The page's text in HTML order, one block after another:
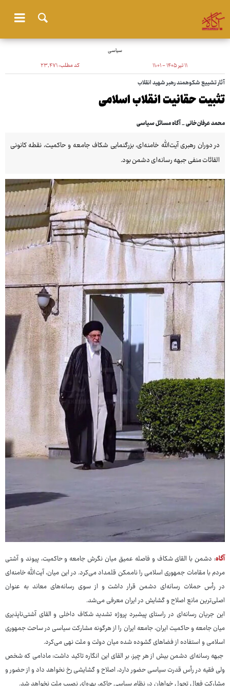
سیاسی
۱۱ تیر ۱۴۰۵ - ۱۱:۰۱ کد مطلب:۲۳٬۴۷۱
آثار تشییع شکوهمند رهبر شهید انقلاب
تثبیت حقانیت انقلاب اسلامی
محمد عرفان‌خانی _ آگاه مسائل سیاسی
در دوران رهبری آیت‌الله خامنه‌ای، بزرگنمایی شکاف جامعه و حاکمیت، نقطه کانونی
القائات منفی جبهه رسانه‌ای دشمن بود.
آگاه: دشمن با القای شکاف و فاصله عمیق میان نگرش جامعه و حاکمیت، پیوند و آشتی
مردم با مقامات جمهوری اسلامی را ناممکن قلمداد می‌کرد. در این میان، آیت‌الله خامنه‌ای
در رأس حملات رسانه‌ای دشمن قرار داشت و از سوی رسانه‌های معاند به عنوان
اصلی‌ترین مانع اصلاح و گشایش در ایران معرفی می‌شد.
این جریان رسانه‌ای در راستای پیشبرد پروژه تشدید شکاف داخلی و القای آشتی‌ناپذیری
میان جامعه و حاکمیت ایران، جامعه ایران را از هرگونه مشارکت سیاسی در ساحت جمهوری
اسلامی و استفاده از فضاهای گشوده شده میان دولت و ملت نهی می‌کرد.
جبهه رسانه‌ای دشمن بیش از هر چیز، بر القای این انگاره تاکید داشت: مادامی که شخص
ولی فقیه در رأس قدرت سیاسی حضور دارد، اصلاح و گشایشی رخ نخواهد داد و از حضور و